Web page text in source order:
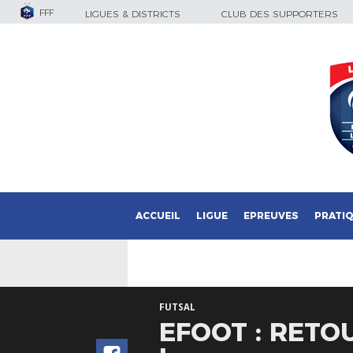
FFF LIGUES & DISTRICTS CLUB DES SUPPORTERS
ACCUEIL LIGUE EPREUVES
FUTSAL
EFOOT :